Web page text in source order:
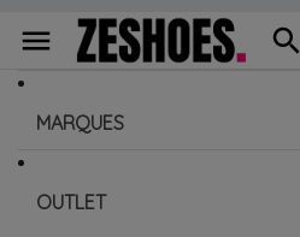
menu search
MARQUES
OUTLET